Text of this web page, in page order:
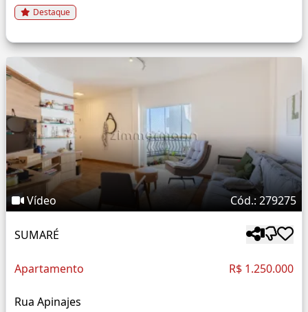
Destaque
Vídeo Cód.: 279275
SUMARÉ
Apartamento R$ 1.250.000
Rua Apinajes